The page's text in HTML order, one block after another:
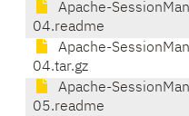
Apache-
04.readme
Apache-
04.tar.gz
Apache-
05.readme